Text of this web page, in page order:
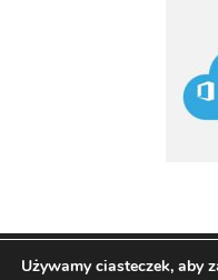
Copyright 2021
Używamy ciasteczek, aby